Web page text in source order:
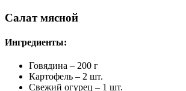
Салат мясной
Ингредиенты:
Говядина – 200 г
Картофель – 2 шт.
Свежий огурец – 1 шт.